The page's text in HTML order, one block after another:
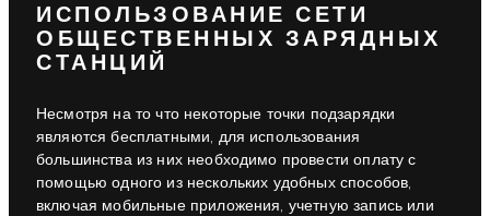
ИСПОЛЬЗОВАНИЕ СЕТИ
ОБЩЕСТВЕННЫХ ЗАРЯДНЫХ
СТАНЦИЙ
Несмотря на то что некоторые точки подзарядки
являются бесплатными, для использования
большинства из них необходимо провести оплату с
помощью одного из нескольких удобных способов,
включая мобильные приложения, учетную запись или